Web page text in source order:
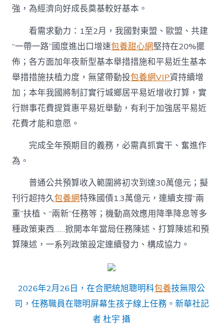
強，為經濟向好成長奠基較好基本。
看需求動力：1至2月，我國對東盟、歐盟、共建
“一帶一路”國度進出口增速包養甜心網堅持在20%擺
佈；各方面加年夜新型基本舉措措施和平易近生基本
舉措措施扶植力度，無望帶動投包養網VIP資持續增
加；本年我國將制訂實行城鄉居平易近增收打算，實
行辦事花費提質惠平易近舉動，有利于加強居平易近
花費才能和意愿。
完成全年預期目的義務，必需真抓實干、奮進作
為。
普通公共預算收入範圍將初次到達30萬億元；擬
刊行超持久包養網特殊國債1.3萬億元，連續支撐“兩
重”扶植、“兩新”任務等；機動高效應用降準降息等多
種政策東西……掀開本年當局任務陳述、打算陳述和預
算陳述，一系列政策設定連續發力、構成協力。
2026年2月26日，在合肥統旭聰明科包養技無限公
司，任務職員在聰明屏幕生孩子線上任務。新華社記
者 杜宇 攝